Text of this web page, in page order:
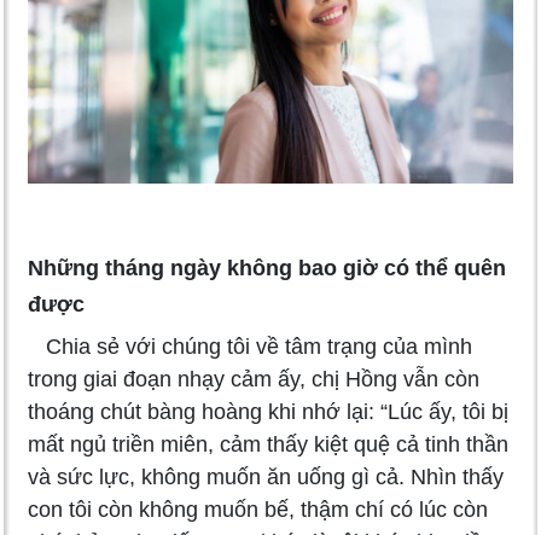
Những tháng ngày không bao giờ có thể quên
được
Chia sẻ với chúng tôi về tâm trạng của mình
trong giai đoạn nhạy cảm ấy, chị Hồng vẫn còn
thoáng chút bàng hoàng khi nhớ lại: “Lúc ấy, tôi bị
mất ngủ triền miên, cảm thấy kiệt quệ cả tinh thần
và sức lực, không muốn ăn uống gì cả. Nhìn thấy
con tôi còn không muốn bế, thậm chí có lúc còn